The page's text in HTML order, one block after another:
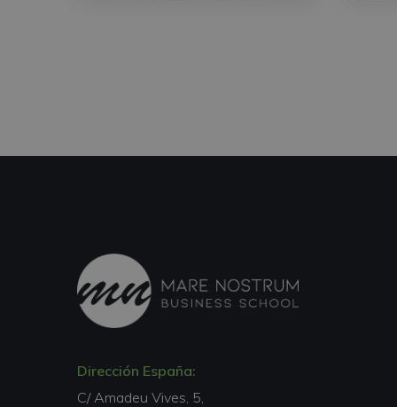
Dirección España:
C/ Amadeu Vives, 5,